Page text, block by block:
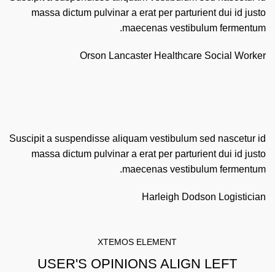
massa dictum pulvinar a erat per parturient dui id justo
maecenas vestibulum fermentum.
Orson Lancaster Healthcare Social Worker
Suscipit a suspendisse aliquam vestibulum sed nascetur id
massa dictum pulvinar a erat per parturient dui id justo
maecenas vestibulum fermentum.
Harleigh Dodson Logistician
XTEMOS ELEMENT
USER'S OPINIONS ALIGN LEFT